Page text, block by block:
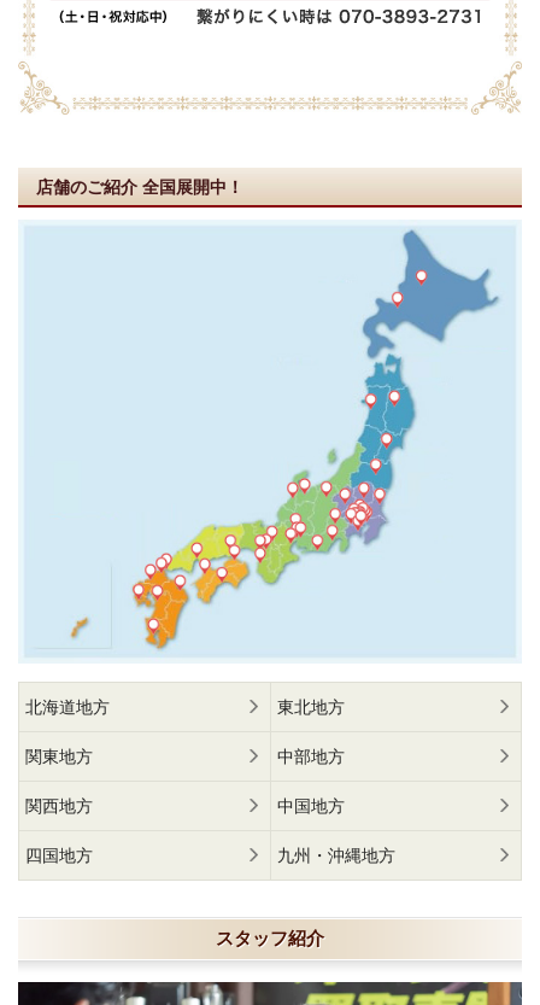
店舗のご紹介 全国展開中！
北海道地方 東北地方
関東地方 中部地方
関西地方 中国地方
四国地方 九州・沖縄地方
スタッフ紹介